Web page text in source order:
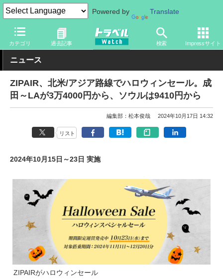
Powered by Translate
カテゴリ 過去記事 検索 Impressサイト
トラベル Watch 企業・政府・官庁 国内エアライン ZIPAIR
ニュース
ZIPAIR、北米/アジア路線でハロウィンセール。成
田～LAが3万4000円から、ソウルは9410円から
編集部：松本俊哉 2024年10月17日 14:32
リスト
2024年10月15日～23日 実施
ZIPAIRがハロウィンセール